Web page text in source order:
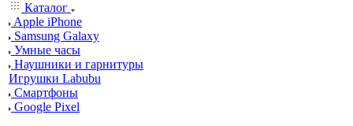
Каталог
Apple iPhone
Samsung Galaxy
Умные часы
Наушники и гарнитуры
Игрушки Labubu
Смартфоны
Google Pixel